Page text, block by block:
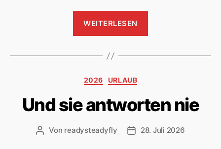
WEITERLESEN
–
2026“
Kategorien
2026 URLAUB
Und sie antworten nie
Beitragsautor
Von readysteadyfly Veröffentlichungsdatum
28. Juli 2026